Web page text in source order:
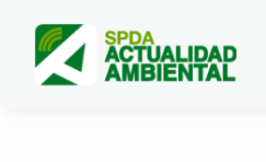
content